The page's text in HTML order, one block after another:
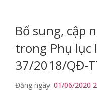
Bổ sung, cập
trong Phụ lục
37/2018/QĐ-
Đăng ngày: 01/06/2020